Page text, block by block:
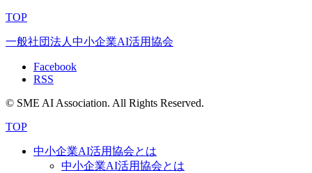
TOP
一般社団法人中小企業AI活用協会
Facebook
RSS
© SME AI Association. All Rights Reserved.
TOP
中小企業AI活用協会とは
中小企業AI活用協会とは